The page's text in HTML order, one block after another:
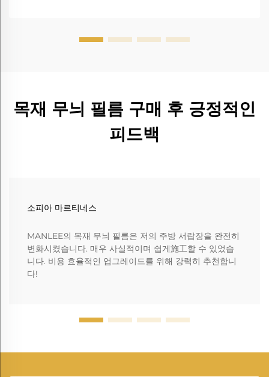
목재 무늬 필름 구매 후 긍정적인
피드백
소피아 마르티네스
MANLEE의 목재 무늬 필름은 저의 주방 서랍장을 완전히
변화시켰습니다. 매우 사실적이며 쉽게施工할 수 있었습
니다. 비용 효율적인 업그레이드를 위해 강력히 추천합니
다!